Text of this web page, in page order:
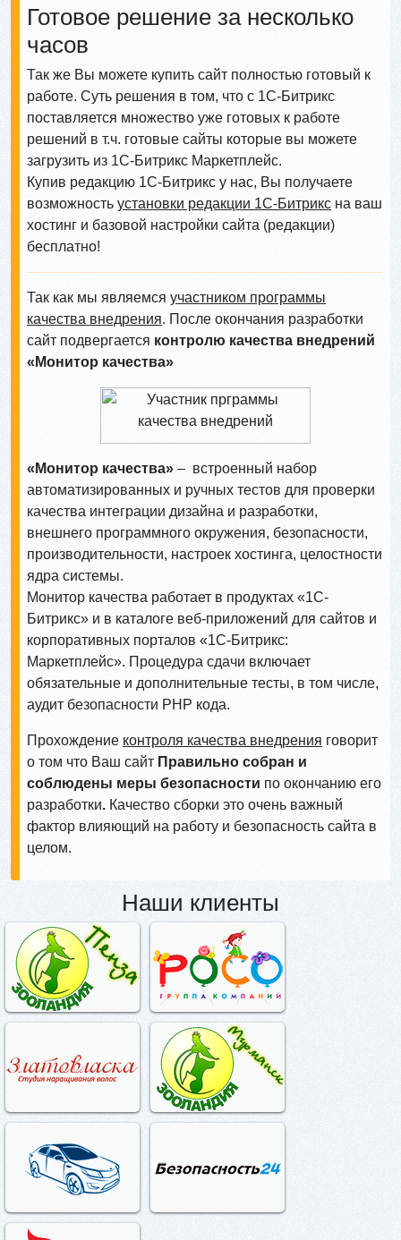
Готовое решение за несколько
часов
Так же Вы можете купить сайт полностью готовый к
работе. Суть решения в том, что с 1С-Битрикс
поставляется множество уже готовых к работе
решений в т.ч. готовые сайты которые вы можете
загрузить из 1С-Битрикс Маркетплейс.
Купив редакцию 1С-Битрикс у нас, Вы получаете
возможность установки редакции 1С-Битрикс на ваш
хостинг и базовой настройки сайта (редакции)
бесплатно!
Так как мы являемся участником программы
качества внедрения. После окончания разработки
сайт подвергается контролю качества внедрений
«Монитор качества»
«Монитор качества» – встроенный набор
автоматизированных и ручных тестов для проверки
качества интеграции дизайна и разработки,
внешнего программного окружения, безопасности,
производительности, настроек хостинга, целостности
ядра системы.
Монитор качества работает в продуктах «1С-
Битрикс» и в каталоге веб-приложений для сайтов и
корпоративных порталов «1С-Битрикс:
Маркетплейс». Процедура сдачи включает
обязательные и дополнительные тесты, в том числе,
аудит безопасности PHP кода.
Прохождение контроля качества внедрения говорит
о том что Ваш сайт Правильно собран и
соблюдены меры безопасности по окончанию его
разработки. Качество сборки это очень важный
фактор влияющий на работу и безопасность сайта в
целом.
Наши клиенты